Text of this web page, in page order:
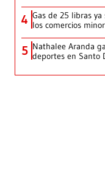
4 Gas de 25 libras
los comercios
5 Nathalee Aranda
deportes en Santo